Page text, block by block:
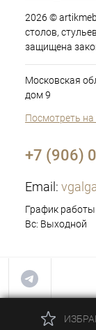
2026 ©
столов,
защищена
Московская
дом 9
Посмотреть на
+7 (906)
Email:
График работы
Вс: Выходной